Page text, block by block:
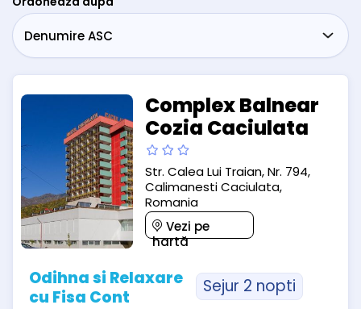
Complex Balnear
Cozia Caciulata
Str. Calea Lui Traian, Nr. 794,
Calimanesti Caciulata,
Romania
Vezi pe
hartă
Odihna si Relaxare
cu Fisa Cont
Sejur 2 nopti